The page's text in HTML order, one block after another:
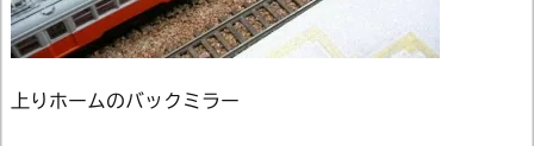
上りホームのバックミラー